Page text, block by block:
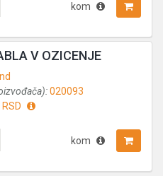
kom
V OZICENJE
020093
kom